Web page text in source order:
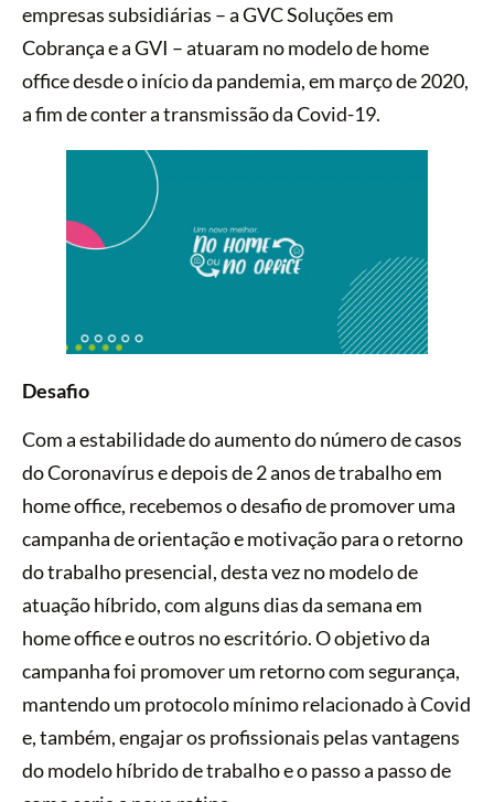
empresas subsidiárias – a GVC Soluções em
Cobrança e a GVI – atuaram no modelo de home
office desde o início da pandemia, em março de 2020,
a fim de conter a transmissão da Covid-19.
Desafio
Com a estabilidade do aumento do número de casos
do Coronavírus e depois de 2 anos de trabalho em
home office, recebemos o desafio de promover uma
campanha de orientação e motivação para o retorno
do trabalho presencial, desta vez no modelo de
atuação híbrido, com alguns dias da semana em
home office e outros no escritório. O objetivo da
campanha foi promover um retorno com segurança,
mantendo um protocolo mínimo relacionado à Covid
e, também, engajar os profissionais pelas vantagens
do modelo híbrido de trabalho e o passo a passo de